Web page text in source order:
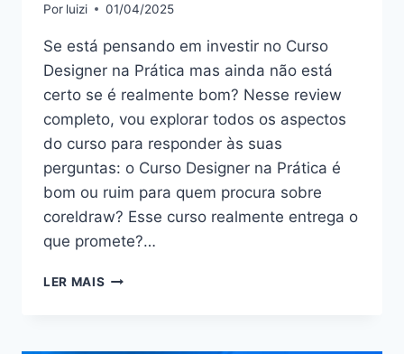
HOTMART
CONFIÁVEL?
Por luizi 01/04/2025
Se está pensando em investir no Curso
Designer na Prática mas ainda não está
certo se é realmente bom? Nesse review
completo, vou explorar todos os aspectos
do curso para responder às suas
perguntas: o Curso Designer na Prática é
bom ou ruim para quem procura sobre
coreldraw? Esse curso realmente entrega o
que promete?…
LER MAIS CURSO